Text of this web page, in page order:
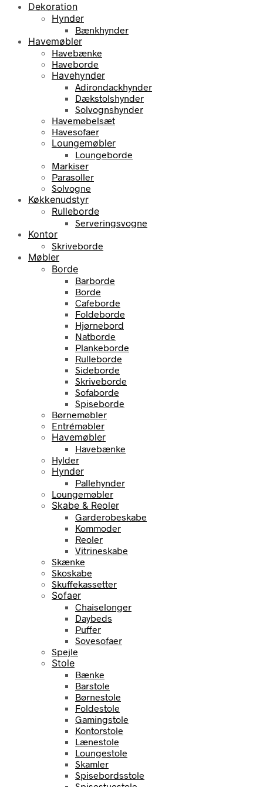
Dekoration
Hynder
Bænkhynder
Havemøbler
Havebænke
Haveborde
Havehynder
Adirondackhynder
Dækstolshynder
Solvognshynder
Havemøbelsæt
Havesofaer
Loungemøbler
Loungeborde
Markiser
Parasoller
Solvogne
Køkkenudstyr
Rulleborde
Serveringsvogne
Kontor
Skriveborde
Møbler
Borde
Barborde
Borde
Cafeborde
Foldeborde
Hjørnebord
Natborde
Plankeborde
Rulleborde
Sideborde
Skriveborde
Sofaborde
Spiseborde
Børnemøbler
Entrémøbler
Havemøbler
Havebænke
Hylder
Hynder
Pallehynder
Loungemøbler
Skabe & Reoler
Garderobeskabe
Kommoder
Reoler
Vitrineskabe
Skænke
Skoskabe
Skuffekassetter
Sofaer
Chaiselonger
Daybeds
Puffer
Sovesofaer
Spejle
Stole
Bænke
Barstole
Børnestole
Foldestole
Gamingstole
Kontorstole
Lænestole
Loungestole
Skamler
Spisebordsstole